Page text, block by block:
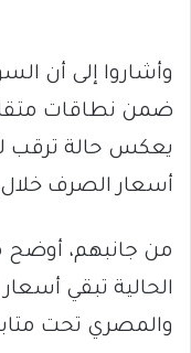
وأشاروا إلى أن
ضمن نطاقات
يعكس حالة ترقب
أسعار الصرف خلال
من جانبهم، أوضح
الحالية تبقي
والمصري تحت